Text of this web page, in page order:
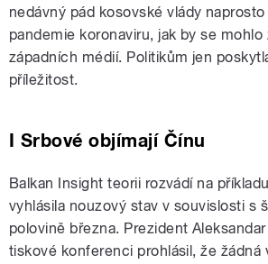
nedávný pád kosovské vlády
pandemie koronaviru, jak by se mohlo
západních médií. Politikům jen
příležitost.
I Srbové objímají Čínu
Balkan Insight teorii rozvádí na
vyhlásila nouzový stav v souvislosti s
polovině března. Prezident
tiskové konferenci prohlásil, že žádná